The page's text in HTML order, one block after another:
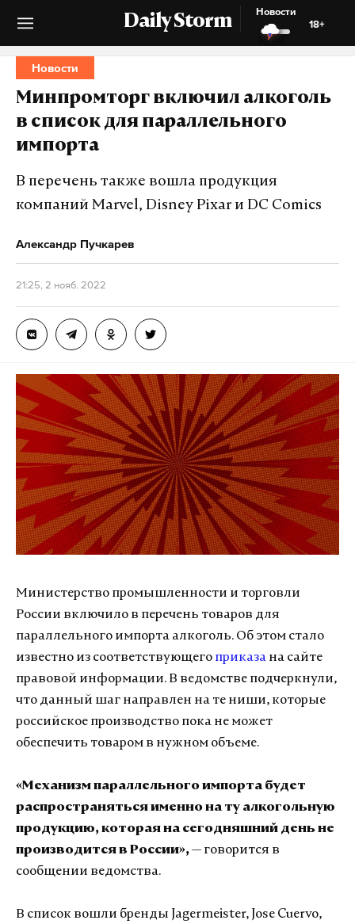
Daily Storm
Новости
18+
Новости
Минпромторг включил алкоголь
в список для параллельного
импорта
В перечень также вошла продукция
компаний Marvel, Disney Pixar и DC Comics
Александр Пучкарев
21:25, 2 нояб. 2022
Министерство промышленности и торговли
России включило в перечень товаров для
параллельного импорта алкоголь. Об этом стало
известно из соответствующего приказа на сайте
правовой информации. В ведомстве подчеркнули,
что данный шаг направлен на те ниши, которые
российское производство пока не может
обеспечить товаром в нужном объеме.
«Механизм параллельного импорта будет
распространяться именно на ту алкогольную
продукцию, которая на сегодняшний день не
производится в России», — говорится в
сообщении ведомства.
В список вошли бренды Jagermeister, Jose Cuervo,